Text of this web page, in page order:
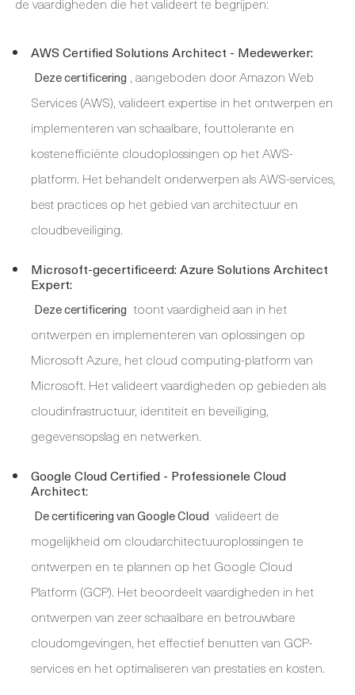
AWS Certified Solutions Architect - Medewerker:
Deze certificering , aangeboden door Amazon Web
Services (AWS), valideert expertise in het ontwerpen en
implementeren van schaalbare, fouttolerante en
kostenefficiënte cloudoplossingen op het AWS-
platform. Het behandelt onderwerpen als AWS-services,
best practices op het gebied van architectuur en
cloudbeveiliging.
Microsoft-gecertificeerd: Azure Solutions Architect
Expert:
Deze certificering toont vaardigheid aan in het
ontwerpen en implementeren van oplossingen op
Microsoft Azure, het cloud computing-platform van
Microsoft. Het valideert vaardigheden op gebieden als
cloudinfrastructuur, identiteit en beveiliging,
gegevensopslag en netwerken.
Google Cloud Certified - Professionele Cloud
Architect:
De certificering van Google Cloud valideert de
mogelijkheid om cloudarchitectuuroplossingen te
ontwerpen en te plannen op het Google Cloud
Platform (GCP). Het beoordeelt vaardigheden in het
ontwerpen van zeer schaalbare en betrouwbare
cloudomgevingen, het effectief benutten van GCP-
services en het optimaliseren van prestaties en kosten.